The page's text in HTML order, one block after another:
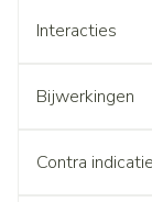
Interacties
Bijwerkingen
Contra indicatie